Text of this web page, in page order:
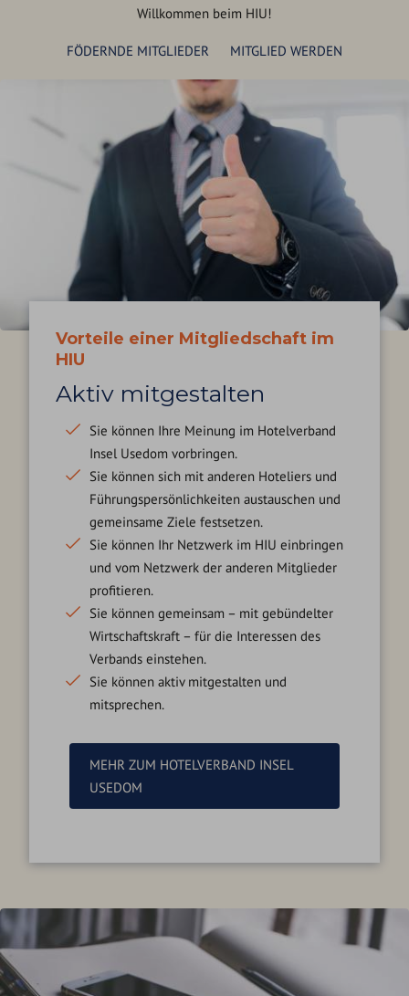
Willkommen beim HIU!
FÖDERNDE MITGLIEDER MITGLIED WERDEN
Vorteile einer Mitgliedschaft im
HIU
Aktiv mitgestalten
Sie können Ihre Meinung im Hotelverband
Insel Usedom vorbringen.
Sie können sich mit anderen Hoteliers und
Führungspersönlichkeiten austauschen und
gemeinsame Ziele festsetzen.
Sie können Ihr Netzwerk im HIU einbringen
und vom Netzwerk der anderen Mitglieder
profitieren.
Sie können gemeinsam – mit gebündelter
Wirtschaftskraft – für die Interessen des
Verbands einstehen.
Sie können aktiv mitgestalten und
mitsprechen.
MEHR ZUM HOTELVERBAND INSEL
USEDOM